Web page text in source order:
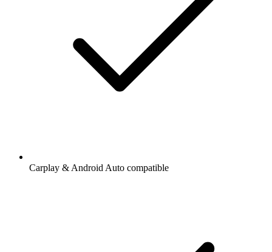
Carplay & Android Auto compatible